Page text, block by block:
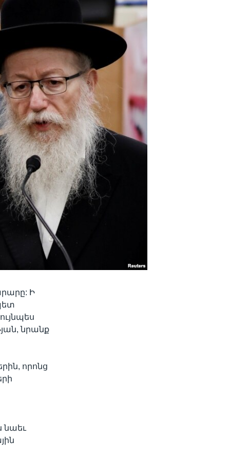
Ի
նրանք
որոնց
նաեւ